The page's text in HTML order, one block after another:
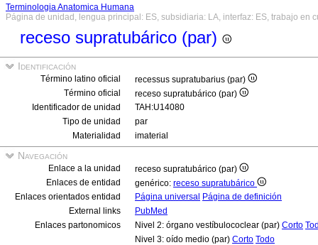
Terminologia Anatomica Humana
Página de unidad, lengua principal: ES, subsidiaria: LA, interfaz: ES, trabajo en
receso supratubárico (par)
Identificación
Término latino oficial
recessus supratubarius (par)
Término oficial
receso supratubárico (par)
Identificador de unidad
TAH:U14080
Tipo de unidad
par
Materialidad
imaterial
Navegación
Enlace a la unidad
receso supratubárico (par)
Enlaces de entidad
genérico: receso supratubárico
Enlaces orientados entidad
Página universal Página de definición
External links
PubMed
Enlaces partonomicos
Nivel 2: órgano vestíbulococlear (par) Corto
Nivel 3: oído medio (par) Corto Todo